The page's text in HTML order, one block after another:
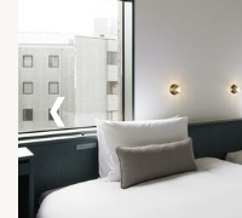
‹